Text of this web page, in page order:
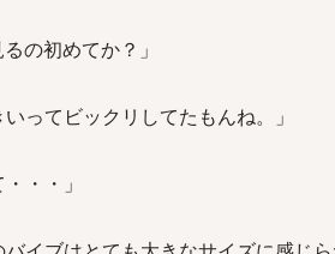
の初めてか？」
ってビックリしてたもんね。」
・・」